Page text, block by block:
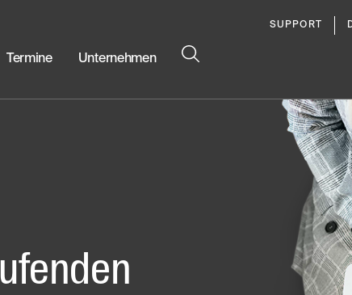
SUPPORT
Termine Unternehmen